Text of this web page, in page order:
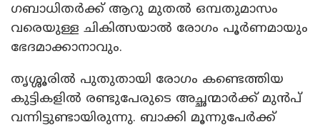
ഗബാധിതർക്ക് ആറു മുതൽ ഒമ്പതുമാസം
വരെയുള്ള ചികിത്സയാൽ രോ​ഗം പൂർണമായും
ഭേദമാക്കാനാവും.
തൃശ്ശൂരിൽ പുതുതായി രോഗം കണ്ടെത്തിയ
കുട്ടികളിൽ രണ്ടുപേരുടെ അച്ഛന്മാർക്ക് മുൻപ്‌
വന്നിട്ടുണ്ടായിരുന്നു. ബാക്കി മൂന്നുപേർക്ക്